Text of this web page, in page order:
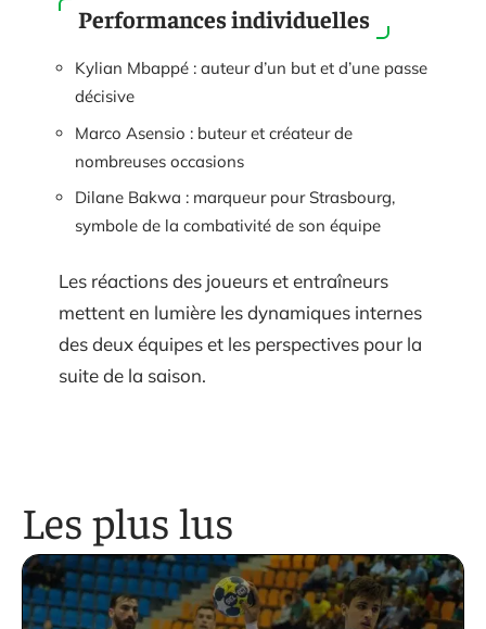
Performances individuelles
Kylian Mbappé : auteur d’un but et d’une passe
décisive
Marco Asensio : buteur et créateur de
nombreuses occasions
Dilane Bakwa : marqueur pour Strasbourg,
symbole de la combativité de son équipe
Les réactions des joueurs et entraîneurs
mettent en lumière les dynamiques internes
des deux équipes et les perspectives pour la
suite de la saison.
Les plus lus